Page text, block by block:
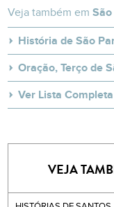
Veja também em
História de São
Oração, Terço de
Ver Lista
VEJA